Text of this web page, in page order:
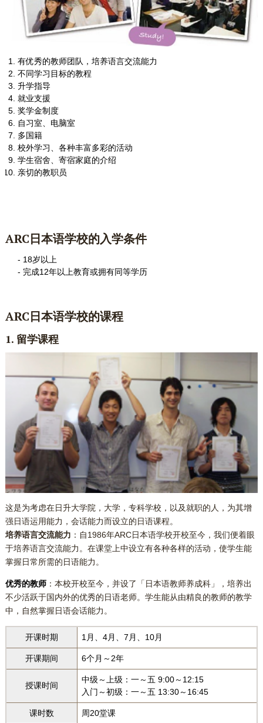
有优秀的教师团队，培养语言交流能力
不同学习目标的教程
升学指导
就业支援
奖学金制度
自习室、电脑室
多国籍
校外学习、各种丰富多彩的活动
学生宿舍、寄宿家庭的介绍
亲切的教职员
ARC日本语学校的入学条件
18岁以上
完成12年以上教育或拥有同等学历
ARC日本语学校的课程
1. 留学课程
这是为考虑在日升大学院，大学，专科学校，以及就职的人，为其增
强日语运用能力，会话能力而设立的日语课程。
培养语言交流能力 ：自1986年ARC日本语学校开校至今，我们便着眼
于培养语言交流能力。在课堂上中设立有各种各样的活动，使学生能
掌握日常所需的日语能力。
优秀的教师：本校开校至今，并设了「日本语教师养成科」，培养出
不少活跃于国内外的优秀的日语老师。学生能从由精良的教师的教学
中，自然掌握日语会话能力。
开课时期 1月、4月、7月、10月
开课期间 6个月～2年
授课时间
中级～上级：一～五 9:00～12:15
入门～初级：一～五 13:30～16:45
课时数 周20堂课